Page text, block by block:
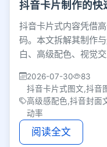
抖音卡片制作的快
抖音卡片式内容凭借
码。本文拆解其制作
白、高级配色、视觉
2026-07-30
83
抖音卡片式图文,抖音
高级感配色,抖音封面
动率
阅读全文